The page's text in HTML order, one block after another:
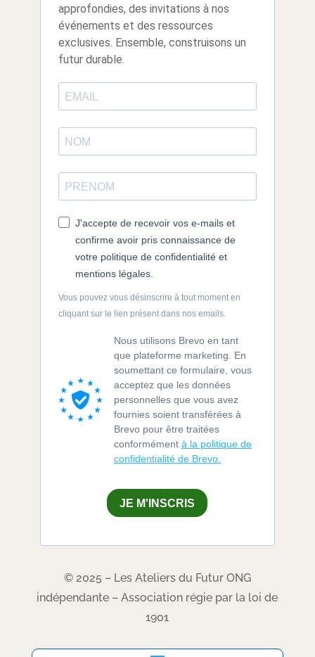
approfondies, des invitations à nos
événements et des ressources
exclusives. Ensemble, construisons un
futur durable.
J'accepte de recevoir vos e-mails et
confirme avoir pris connaissance de
votre politique de confidentialité et
mentions légales.
Vous pouvez vous désinscrire à tout moment en
cliquant sur le lien présent dans nos emails.
Nous utilisons Brevo en tant
que plateforme marketing. En
soumettant ce formulaire, vous
acceptez que les données
personnelles que vous avez
fournies soient transférées à
Brevo pour être traitées
conformément à la politique de
confidentialité de Brevo.
JE M'INSCRIS
© 2025 – Les Ateliers du Futur ONG
indépendante – Association régie par la loi de
1901